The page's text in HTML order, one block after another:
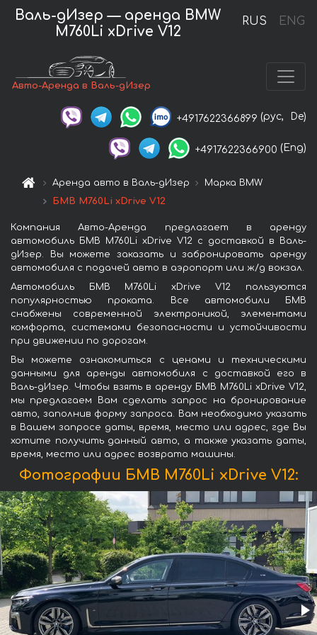
RUS ENG
Валь-дИзер — аренда BMW
M760Li xDrive V12
Авто-Аренда в Валь-дИзер
+4917622366899 (рус, De)
+4917622366900 (Eng)
Аренда авто в Валь-дИзер
Марка BMW
БМВ M760Li xDrive V12
Компания Авто-Аренда предлагает в аренду
автомобиль БМВ M760Li xDrive V12 с доставкой в Валь-
дИзер. Вы можете заказать и забронировать аренду
автомобиля с подачей авто в аэропорт или ж/д вокзал.
Автомобиль БМВ M760Li xDrive V12 пользуются
популярностью проката. Все автомобили БМВ
снабжены современной электроникой, элементами
комфорта, системами безопасности и устойчивости
при движении по дорогам.
Вы можете ознакомиться с ценами и техническими
данными для аренды автомобиля с доставкой его в
Валь-дИзер. Чтобы взять в аренду БМВ M760Li xDrive V12,
мы предлагаем Вам сделать запрос на бронирование
авто, заполнив форму запроса. Вам необходимо указать
в Вашем запросе даты, время, место или адрес, где Вы
хотите получить данный авто, а также указать даты,
время, место или адрес возврата машины.
Фотографии БМВ M760Li xDrive V12: